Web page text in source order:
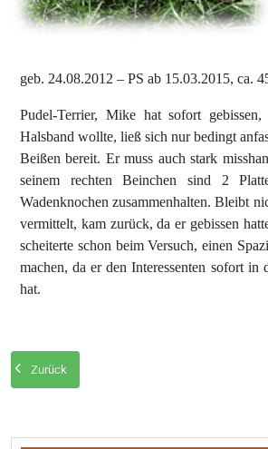
geb. 24.08.2012 – PS ab 15.03.2015, ca.
Pudel-Terrier, Mike hat sofort
Halsband wollte, ließ sich nur bedingt
Beißen bereit. Er muss auch stark
seinem rechten Beinchen sind 2
Wadenknochen zusammenhalten. Bleibt
vermittelt, kam zurück, da er gebissen
scheiterte schon beim Versuch, einen
machen, da er den Interessenten sofort in
hat.
Zurück
Beitragsnavigation